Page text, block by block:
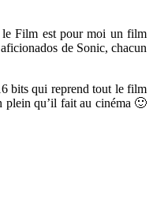
le Film est pour moi un film
de Sonic, chacun
bits qui reprend tout le film
plein qu’il fait au cinéma 🙂